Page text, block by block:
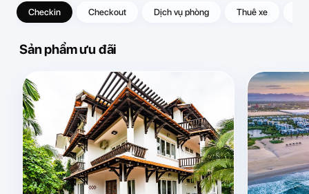
Checkin Checkout Dịch vụ phòng Thuê xe
Sản phẩm ưu đãi